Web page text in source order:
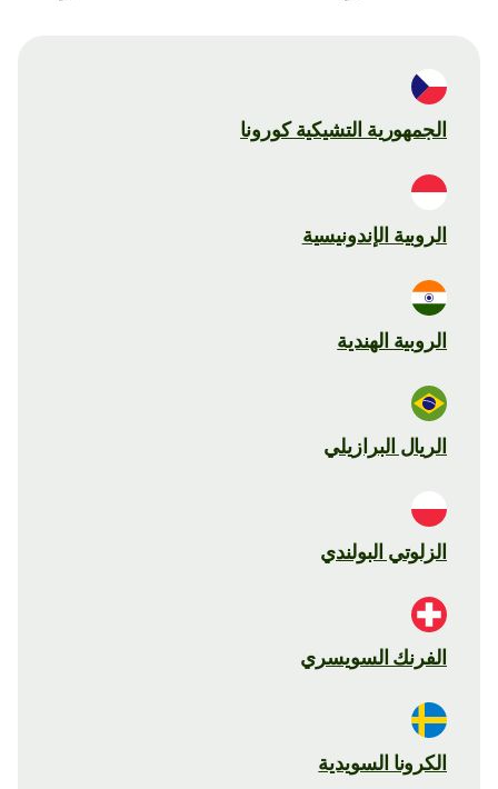
الجمهورية التشيكية كورونا
الروبية الإندونيسية
الروبية الهندية
الريال البرازيلي
الزلوتي البولندي
الفرنك السويسري
الكرونا السويدية